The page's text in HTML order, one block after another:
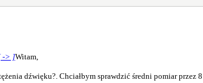
-> ]Witam,
dźwięku?. Chciałbym sprawdzić średni pomiar